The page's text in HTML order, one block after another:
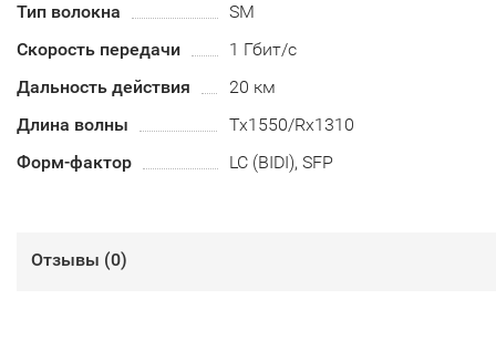
Тип волокна
SM
Скорость передачи
1 Гбит/с
Дальность действия
20 км
Длина волны
Tx1550/Rx1310
Форм-фактор
LC (BIDI), SFP
Отзывы (0)